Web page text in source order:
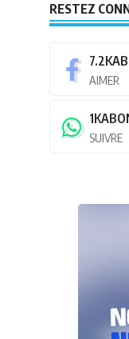
RESTEZ
7.2K
AIMER
1K
SUIVRE